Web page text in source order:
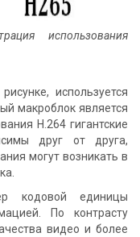
использования
используется
макроблок является
H.264 гигантские
друг от друга,
могут возникать в
кодовой единицы
По контрасту
видео и более